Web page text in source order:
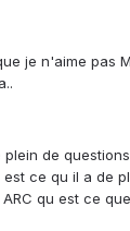
je n'aime pas
de
ce qu il a de
qu est ce